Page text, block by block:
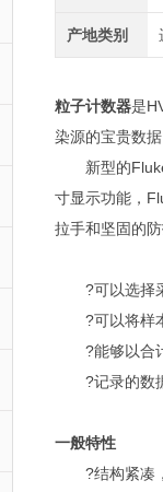
产地类别
粒子计数器是
染源的宝贵数
新型的
寸显示功能，
拉手和坚固的
?可以选择采
?可以将样本
?能够以合计
?记录的数据
一般特性
?结构紧凑，